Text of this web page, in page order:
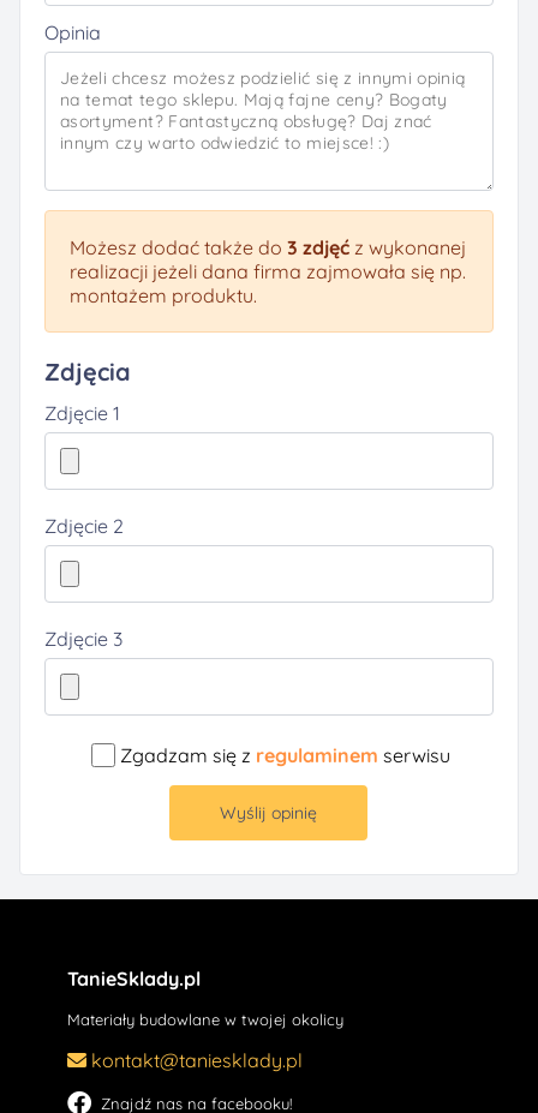
Opinia
Możesz dodać także do 3 zdjęć z wykonanej
realizacji jeżeli dana firma zajmowała się np.
montażem produktu.
Zdjęcia
Zdjęcie 1
Zdjęcie 2
Zdjęcie 3
Zgadzam się z regulaminem serwisu
Wyślij opinię
TanieSklady.pl
Materiały budowlane w twojej okolicy
kontakt@taniesklady.pl
Znajdź nas na facebooku!